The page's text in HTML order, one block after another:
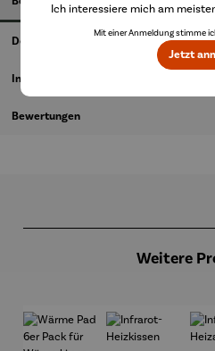
Details
Informationen zum Hersteller
Bewertungen
Weitere
Ich interessiere mich am
Mit einer Anmeldung stimme
Jetzt